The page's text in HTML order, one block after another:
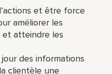
et être force
améliorer les
et atteindre les
des informations
clientèle une